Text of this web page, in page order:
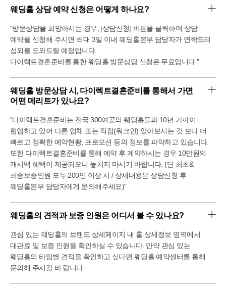
W홀은 사진으로 봤을 때 만큼의 감동은 없더라구요.
오히려 하객 테이블의 정형적이지 않은 모양이
신경쓰였어요.
(그동안 봐왔던 예식장의 모습이 아니어서 그랬나봐요.)
이것만 제외하면 높은 충고, 샹들리에, 생화장식은 마음에
들었어요.
I홀은 생각했던 것보다 어두운 편이었어요.
밝은 홀의 컨셉을 위해서 사진은 밝게 연출했고, 실제로는
어둡게도 가능하다고 하시더라구요.
W홀보다 좌석수가 적다보니 아담하고 싱그럽다라는 느낌이
들었어요.
신부대기실 역시 분위기 차이가 있었는데,
W홀은 고급스러움을 추구하는 듯했고 I홀은 사랑스러움을
나타내는 것 같았어요.
WI컨벤션의 식사는 뷔페로도 유명한 '라메르아이'예요.
예식과 관계없이 2층에서 뷔페가 영업을 하고 있었고,
예식이 있을 때는 최대한 예식 위주로 운영된다고
하더라구요.
다만 W홀의 홀수 시간대는 1층에 별도로 마련된 연회장을
많지 않아요.)
연회장이 있어요.
음식 가짓수가 상당히 많았고, 종류별로 다양해서 눈으로
보기만 했는데도 배가 고팠어요.
WI컨벤션은 정찰제라서 당일 계약을 하지 않더라도 조건이
웨딩홀 상담 예약 신청은 어떻게 하나요?
"방문상담을 희망하시는 경우, [상담신청] 버튼을 클릭하여 상담
예약을 신청해 주시면 최대 3일 이내 웨딩홀본부 담당자가 연락드려
섭외를 도와드릴 예정입니다.
다이렉트결혼준비를 통한 웨딩홀 방문상담 신청은 무료입니다."
웨딩홀 방문상담 시, 다이렉트결혼준비를 통해서 가면
어떤 메리트가 있나요?
"다이렉트결혼준비는 전국 300여곳의 웨딩홀들과 10년 가까이
협업하고 있어 다른 업체 또는 직접(워크인) 알아보시는 것 보다 더
빠르고 정확한 예약현황, 프로모션 등의 정보를 파악하고 있습니다.
또한 다이렉트결혼준비를 통해 예약 후 계약하시는 경우 10만원의
캐시백 혜택이 제공되오니 놓치지 마시기 바랍니다. (단 최초&
최종보증인원 모두 200인 이상 시 / 상세내용은 상담신청 후
웨딩홀본부 담당자에게 문의해주세요)"
웨딩홀의 견적과 보증 인원은 어디서 볼 수 있나요?
관심 있는 웨딩홀의 브랜드 상세페이지 내 홀 상세정보 영역에서
대관료 및 보증 인원을 확인하실 수 있습니다. 만약 관심 있는
웨딩홀의 타임별 견적을 확인하고 싶다면 웨딩홀 예약센터를 통해
문의해 주시길 바 랍니다